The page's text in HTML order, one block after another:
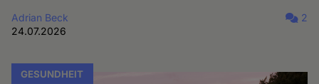
Adrian Beck
24.07.2026
2
GESUNDHEIT